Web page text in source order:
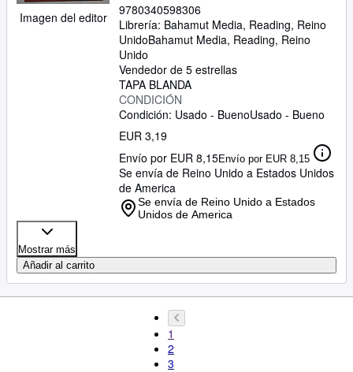
Imagen del editor
9780340598306
Librería: Bahamut Media, Reading, Reino
UnidoBahamut Media, Reading, Reino
Unido
Vendedor de 5 estrellas
TAPA BLANDA
CONDICIÓN
Condición: Usado - BuenoUsado - Bueno
EUR 3,19
Envío por EUR 8,15Envío por EUR 8,15
Se envía de Reino Unido a Estados Unidos
de America
Se envía de Reino Unido a Estados
Unidos de America
Mostrar más
Añadir al carrito
1
2
3